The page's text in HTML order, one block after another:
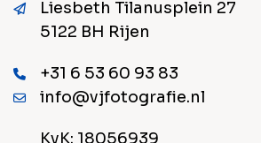
Liesbeth Tilanusplein 27
5122 BH Rijen
+31 6 53 60 93 83
info@vjfotografie.nl
KvK: 18056939